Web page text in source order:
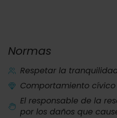
Normas
Respetar la
Comportamiento
El responsable de la
por los daños que